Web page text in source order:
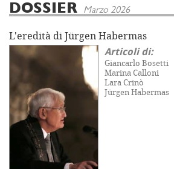
DOSSIER Marzo 2026
L'eredità di Jürgen Habermas
Articoli di:
Giancarlo Bosetti
Marina Calloni
Lara Crinò
Jürgen Habermas